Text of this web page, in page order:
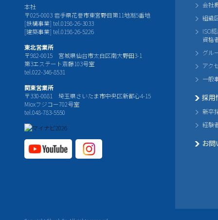
本社
〒025-0003 岩手県花巻市東宮野目第11地割5番地
[鉄構事業] tel.0198-26-3033
[建築事業] tel.0198-26-5226
東北営業所
〒982-0015 宮城県仙台市太白区南大野田3-1
第3エステート斎藤103号室
tel.022-346-8531
関東営業所
〒330-0081 埼玉県さいたま市中央区新都心4-15
Mioxフジコー702号室
tel.048-783-5550
会社
組織
ISO
資格
グル
アク
一般
採用
新卒
経験
お